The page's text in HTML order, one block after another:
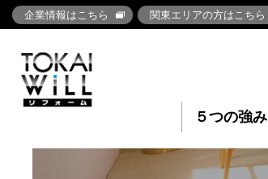
企業情報はこちら 関東エリアの方はこちら
５つの強み